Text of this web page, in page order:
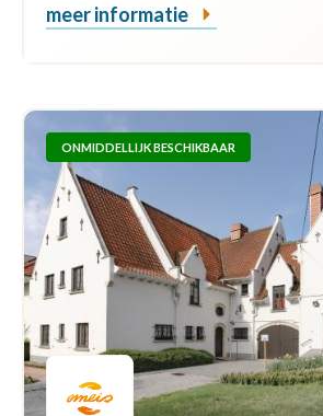
meer informatie
ONMIDDELLIJK BESCHIKBAAR